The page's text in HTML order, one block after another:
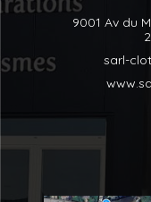
9001 Av du
sarl-